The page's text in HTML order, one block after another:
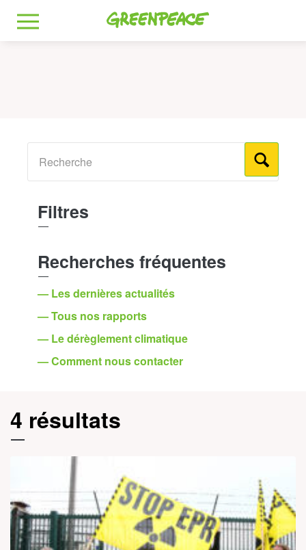
Greenpeace
MENU
Filtres
Recherches fréquentes
— Les dernières actualités
— Tous nos rapports
— Le dérèglement climatique
— Comment nous contacter
4 résultats